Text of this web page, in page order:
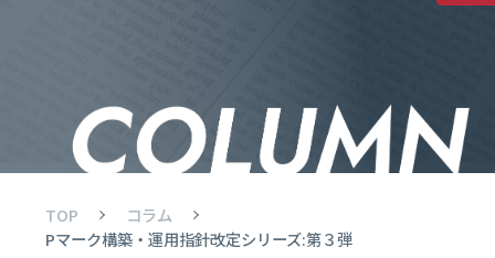
TOP
コラム
Pマーク構築・運用指針改定シリーズ:第３弾